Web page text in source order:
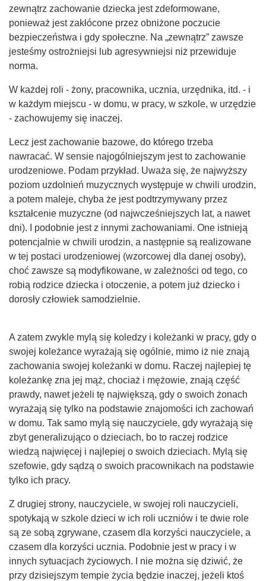
zewnątrz zachowanie dziecka jest zdeformowane,
ponieważ jest zakłócone przez obniżone poczucie
bezpieczeństwa i gdy społeczne. Na „zewnątrz” zawsze
jesteśmy ostrożniejsi lub agresywniejsi niż przewiduje
norma.
W każdej roli - żony, pracownika, ucznia, urzędnika, itd. - i
w każdym miejscu - w domu, w pracy, w szkole, w urzędzie
- zachowujemy się inaczej.
Lecz jest zachowanie bazowe, do którego trzeba
nawracać. W sensie najogólniejszym jest to zachowanie
urodzeniowe. Podam przykład. Uważa się, że najwyższy
poziom uzdolnień muzycznych występuje w chwili urodzin,
a potem maleje, chyba że jest podtrzymywany przez
kształcenie muzyczne (od najwcześniejszych lat, a nawet
dni). I podobnie jest z innymi zachowaniami. One istnieją
potencjalnie w chwili urodzin, a następnie są realizowane
w tej postaci urodzeniowej (wzorcowej dla danej osoby),
choć zawsze są modyfikowane, w zależności od tego, co
robią rodzice dziecka i otoczenie, a potem już dziecko i
dorosły człowiek samodzielnie.
A zatem zwykle mylą się koledzy i koleżanki w pracy, gdy o
swojej koleżance wyrażają się ogólnie, mimo iż nie znają
zachowania swojej koleżanki w domu. Raczej najlepiej tę
koleżankę zna jej mąż, chociaż i mężowie, znają część
prawdy, nawet jeżeli tę największą, gdy o swoich żonach
wyrażają się tylko na podstawie znajomości ich zachowań
w domu. Tak samo mylą się nauczyciele, gdy wyrażają się
zbyt generalizująco o dzieciach, bo to raczej rodzice
wiedzą najwięcej i najlepiej o swoich dzieciach. Mylą się
szefowie, gdy sądzą o swoich pracownikach na podstawie
tylko ich pracy.
Z drugiej strony, nauczyciele, w swojej roli nauczycieli,
spotykają w szkole dzieci w ich roli uczniów i te dwie role
są ze sobą zgrywane, czasem dla korzyści nauczyciele, a
czasem dla korzyści ucznia. Podobnie jest w pracy i w
innych sytuacjach życiowych. I nie można się dziwić, że
przy dzisiejszym tempie życia będzie inaczej, jeżeli ktoś